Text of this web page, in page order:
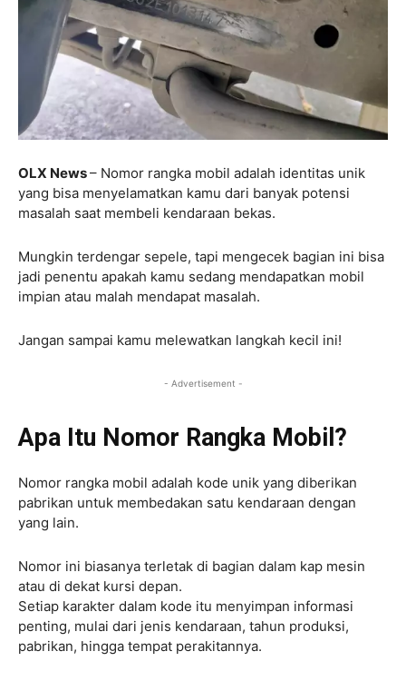
OLX News– Nomor rangka mobil adalah identitas unik
yang bisa menyelamatkan kamu dari banyak potensi
masalah saat membeli kendaraan bekas.
Mungkin terdengar sepele, tapi mengecek bagian ini bisa
jadi penentu apakah kamu sedang mendapatkan mobil
impian atau malah mendapat masalah.
Jangan sampai kamu melewatkan langkah kecil ini!
- Advertisement -
Apa Itu Nomor Rangka Mobil?
Nomor rangka mobil adalah kode unik yang diberikan
pabrikan untuk membedakan satu kendaraan dengan
yang lain.
Nomor ini biasanya terletak di bagian dalam kap mesin
atau di dekat kursi depan.
Setiap karakter dalam kode itu menyimpan informasi
penting, mulai dari jenis kendaraan, tahun produksi,
pabrikan, hingga tempat perakitannya.